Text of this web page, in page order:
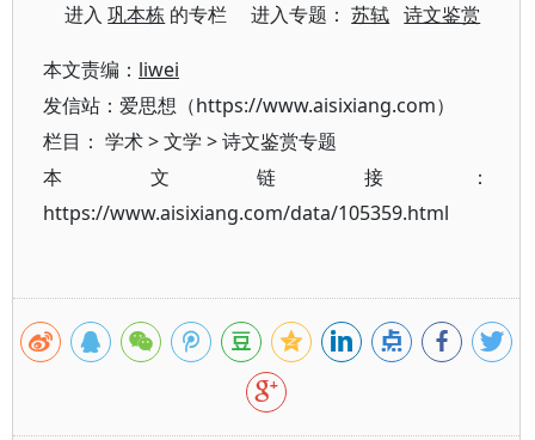
进入巩本栋 的专栏 进入专题：苏轼 诗文鉴赏
本文责编： liwei
发信站：爱思想（https://www.aisixiang.com）
栏目： 学术>文学 >诗文鉴赏专题
本文链接：
https://www.aisixiang.com/data/105359.html